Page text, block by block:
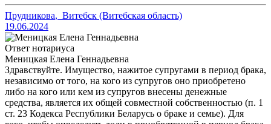
Прудникова, Витебск (Витебская область)
19.06.2024
Ответ нотариуса
Меницкая Елена Геннадьевна
Здравствуйте. Имущество, нажитое супругами в период брака,
независимо от того, на кого из супругов оно приобретено
либо на кого или кем из супругов внесены денежные
средства, является их общей совместной собственностью (п. 1
ст. 23 Кодекса Республики Беларусь о браке и семье). Для